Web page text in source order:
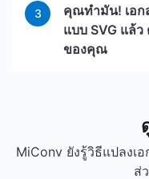
3
คุณทำมัน! เอก
แบบ SVG แล้
ของคุณ
MiConv ยังรู้วิธีแปลงเ
ส่